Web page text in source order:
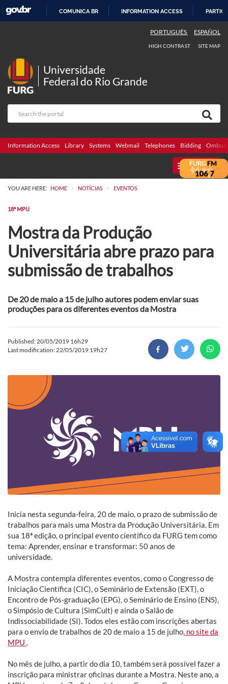
COMUNICA BR INFORMATION ACCESS
PORTUGUÊS ESPAÑOL
HIGH CONTRAST SITE MAP
Universidade
Federal do Rio Grande
Information Access Library Systems Webmail Telephones Bidding
MENU
YOU ARE HERE: HOME > NOTÍCIAS > EVENTOS
18ª MPU
Mostra da Produção
Universitária abre prazo para
submissão de trabalhos
De 20 de maio a 15 de julho autores podem enviar suas
produções para os diferentes eventos da Mostra
Published: 20/05/2019 16h29
Last modification: 22/05/2019 19h27
Inicia nesta segunda-feira, 20 de maio, o prazo de submissão de
trabalhos para mais uma Mostra da Produção Universitária. Em
sua 18ª edição, o principal evento científico da FURG tem como
tema: Aprender, ensinar e transformar: 50 anos de
universidade.
A Mostra contempla diferentes eventos, como o Congresso de
Iniciação Científica (CIC), o Seminário de Extensão (EXT), o
Encontro de Pós-graduação (EPG), o Seminário de Ensino (ENS),
o Simpósio de Cultura (SimCult) e ainda o Salão de
Indissociabilidade (SI). Todos eles estão com inscrições abertas
para o envio de trabalhos de 20 de maio a 15 de julho, no site da
MPU .
No mês de julho, a partir do dia 10, também será possível fazer a
inscrição para ministrar oficinas durante a Mostra. Neste ano, a